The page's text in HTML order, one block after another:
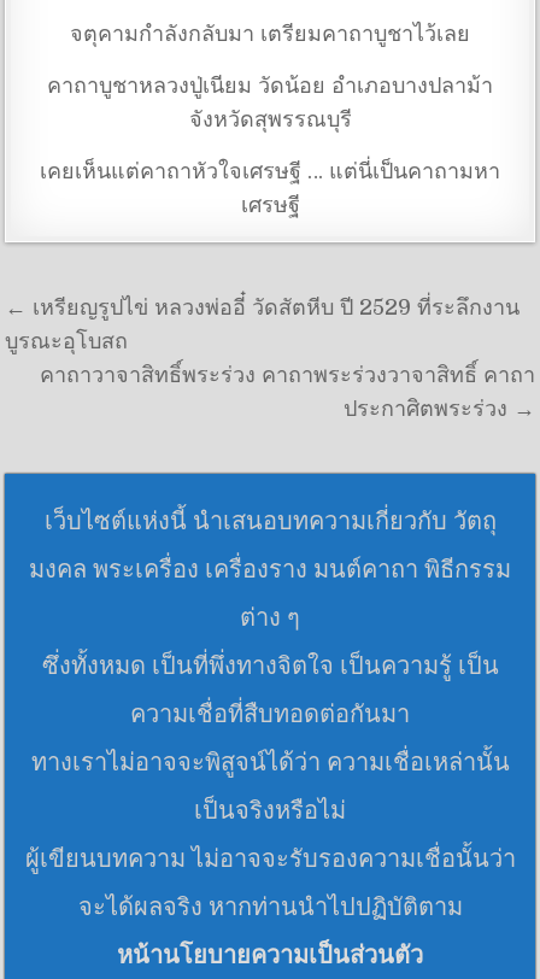
จตุคามกำลังกลับมา เตรียมคาถาบูชาไว้เลย
คาถาบูชาหลวงปู่เนียม วัดน้อย อำเภอบางปลาม้า
จังหวัดสุพรรณบุรี
เคยเห็นแต่คาถาหัวใจเศรษฐี … แต่นี่เป็นคาถามหา
เศรษฐี
แนะแนวเรื่อง
← เหรียญรูปไข่ หลวงพ่ออี๋ วัดสัตหีบ ปี 2529 ที่ระลึกงาน
บูรณะอุโบสถ
คาถาวาจาสิทธิ์พระร่วง คาถาพระร่วงวาจาสิทธิ์ คาถา
ประกาศิตพระร่วง →
เว็บไซต์แห่งนี้ นำเสนอบทความเกี่ยวกับ วัตถุ
มงคล พระเครื่อง เครื่องราง มนต์คาถา พิธีกรรม
ต่าง ๆ
ซึ่งทั้งหมด เป็นที่พึ่งทางจิตใจ เป็นความรู้ เป็น
ความเชื่อที่สืบทอดต่อกันมา
ทางเราไม่อาจจะพิสูจน์ได้ว่า ความเชื่อเหล่านั้น
เป็นจริงหรือไม่
ผู้เขียนบทความ ไม่อาจจะรับรองความเชื่อนั้นว่า
จะได้ผลจริง หากท่านนำไปปฏิบัติตาม
หน้านโยบายความเป็นส่วนตัว